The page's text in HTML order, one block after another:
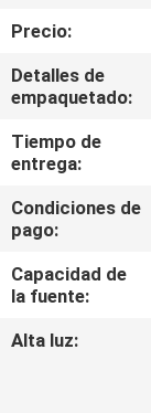
ÉNTRENOS
EN
CONTACTO
CON
NOTICIAS
PIDA
Precio:
Detalles de
empaquetado:
Tiempo de
entrega:
Condiciones de
pago:
Capacidad de
la fuente:
Alta luz: